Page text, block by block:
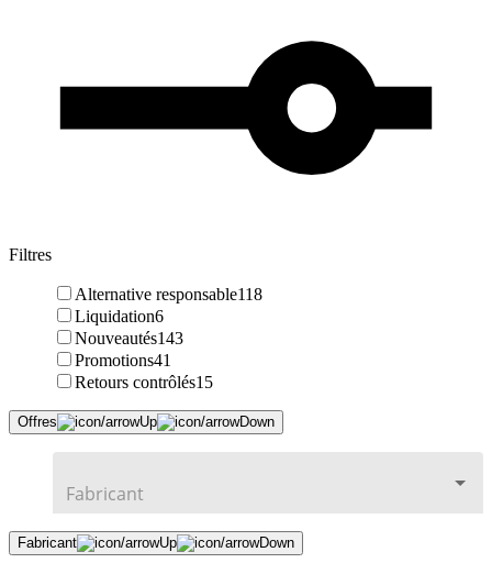
Filtres
Alternative responsable118
Liquidation6
Nouveautés143
Promotions41
Retours contrôlés15
Offres
Fabricant